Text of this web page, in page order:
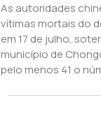
As autoridades
vítimas mortais do
em 17 de julho,
município de
pelo menos 41 o